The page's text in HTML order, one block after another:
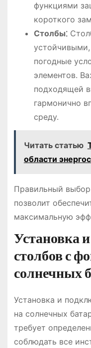
функциями
короткого
Столбы⁚
погодные
элементов.
подходящей
гармонично
среду.
Читать статью
области
Правильный
позволит
максимальную
Установка
столбов с
солнечных
Установка и
на солнечных
требует
соблюдать все